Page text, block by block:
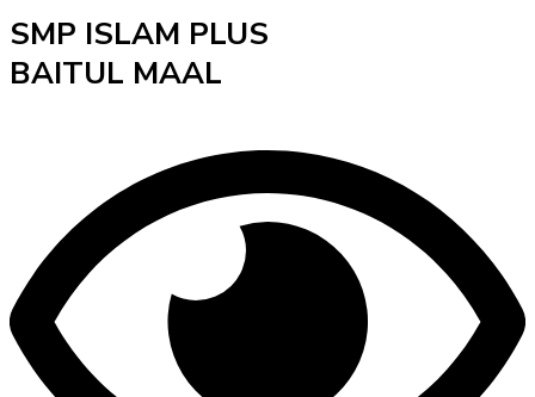
SMP ISLAM PLUS
BAITUL MAAL